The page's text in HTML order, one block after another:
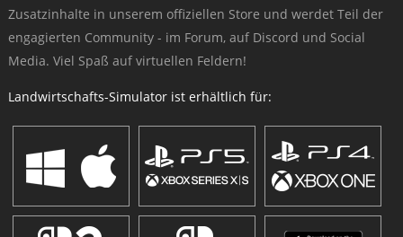
Zusatzinhalte in unserem offiziellen Store und werdet Teil der
engagierten Community - im Forum, auf Discord und Social
Media. Viel Spaß auf virtuellen Feldern!
Landwirtschafts-Simulator ist erhältlich für: